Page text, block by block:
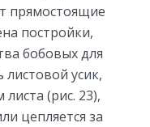
прямостоящие
постройки,
бобовых для
листовой усик,
(рис. 23),
цепляется за